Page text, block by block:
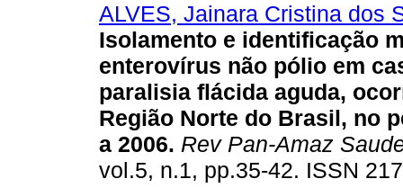
ALVES, Jainara Cristina dos
Isolamento e identificação
enterovírus não pólio em
paralisia flácida aguda,
Região Norte do Brasil, no
a 2006. Rev Pan-Amaz
vol.5, n.1, pp.35-42. ISSN